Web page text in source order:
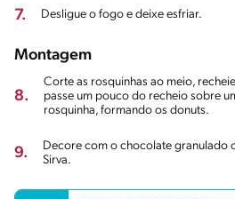
7. Desligue o fogo e deixe esfriar.
Montagem
8.
Corte as rosquinhas ao meio,
passe um pouco do recheio sobre
rosquinha, formando os donuts.
9.
Decore com o chocolate granulado
Sirva.